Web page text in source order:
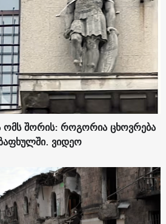
ომს შორის: როგორია ცხოვრება
ვიდეო